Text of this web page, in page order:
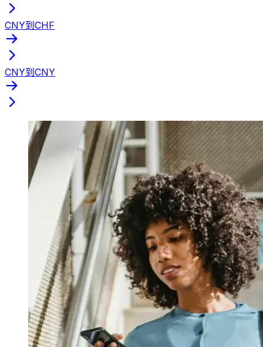
CNY到CHF
CNY到CNY